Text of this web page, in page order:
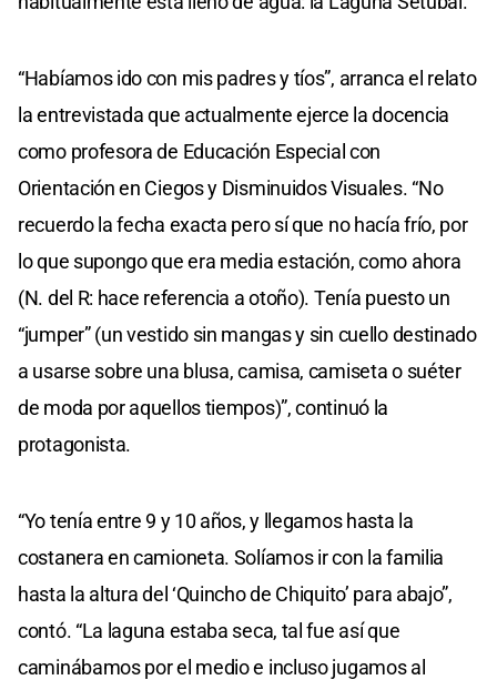
“Habíamos ido con mis padres y tíos”, arranca el relato
la entrevistada que actualmente ejerce la docencia
como profesora de Educación Especial con
Orientación en Ciegos y Disminuidos Visuales. “No
recuerdo la fecha exacta pero sí que no hacía frío, por
lo que supongo que era media estación, como ahora
(N. del R: hace referencia a otoño). Tenía puesto un
“jumper” (un vestido sin mangas y sin cuello destinado
a usarse sobre una blusa, camisa, camiseta o suéter
de moda por aquellos tiempos)”, continuó la
protagonista.
“Yo tenía entre 9 y 10 años, y llegamos hasta la
costanera en camioneta. Solíamos ir con la familia
hasta la altura del ‘Quincho de Chiquito’ para abajo”,
contó. “La laguna estaba seca, tal fue así que
caminábamos por el medio e incluso jugamos al